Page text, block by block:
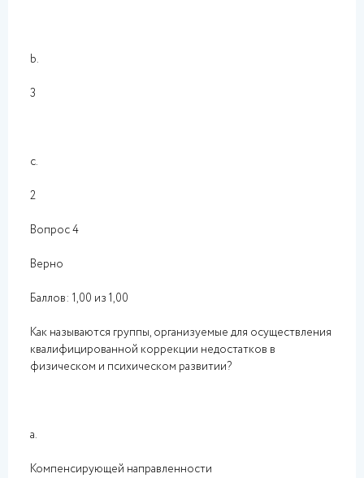
b.
3
c.
2
Вопрос 4
Верно
Баллов: 1,00 из 1,00
Как называются группы, организуемые для осуществления
квалифицированной коррекции недостатков в
физическом и психическом развитии?
a.
Компенсирующей направленности